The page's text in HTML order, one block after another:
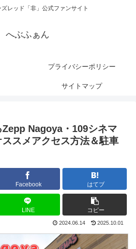
レッド「非」公式ファンサイト
へぶふぁん
プライバシーポリシー
サイトマップ
Nagoya・109シネマ
ススメアクセス方法＆駐車
Facebook はてブ
LINE コピー
2024.06.14 2025.10.01